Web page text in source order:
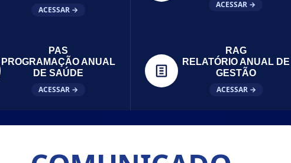
ACESSAR →
ACESSAR →
PAS
PROGRAMAÇÃO ANUAL
DE SAÚDE
ACESSAR →
RAG
RELATÓRIO ANUAL DE
GESTÃO
ACESSAR →